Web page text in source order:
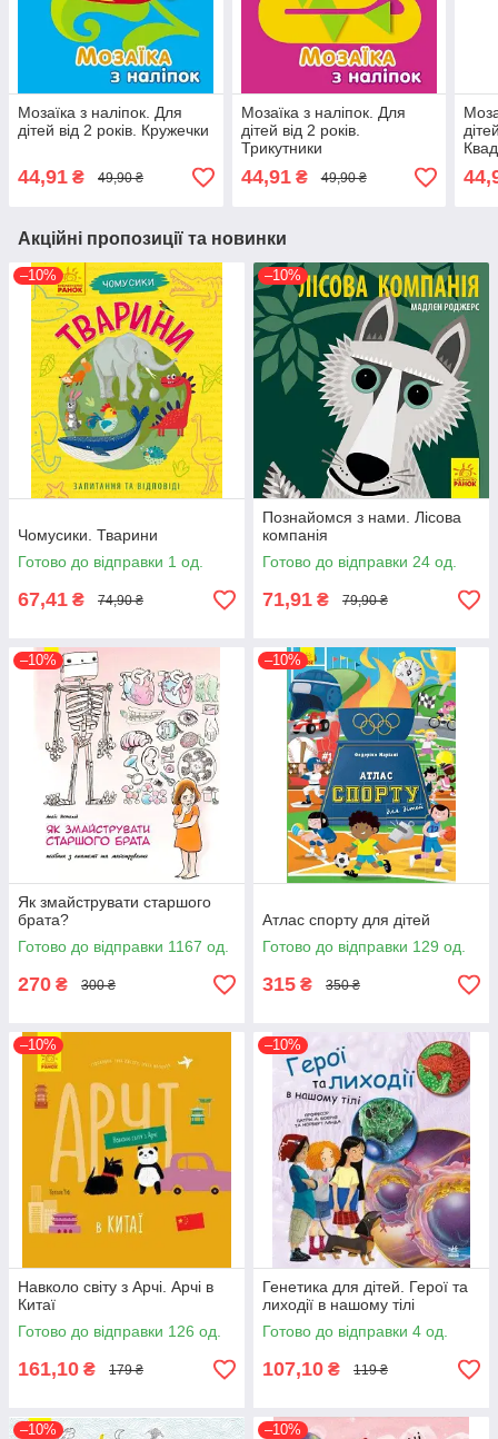
Мозаїка з наліпок. Для
дітей від 2 років. Кружечки
44,91 ₴ 49,90 ₴
Мозаїка з наліпок. Для
дітей від 2 років.
Трикутники
44,91₴ 49,90 ₴
Акційні пропозиції та новинки
–10%
Чомусики. Тварини
Готово до відправки 1 од.
67,41 ₴ 74,90 ₴
–10%
Познайомся з нами. Лісова
компанія
Готово до відправки 24 од.
71,91 ₴ 79,90 ₴
–10%
Як змайструвати старшого
брата?
Готово до відправки 1167 од.
270 ₴ 300 ₴
–10%
Атлас спорту для дітей
Готово до відправки 129 од.
315 ₴ 350 ₴
–10%
Навколо світу з Арчі. Арчі в
Китаї
Готово до відправки 126 од.
161,10 ₴ 179 ₴
–10%
Генетика для дітей. Герої та
лиходії в нашому тілі
Готово до відправки 4 од.
107,10 ₴ 119 ₴
–10% –10%